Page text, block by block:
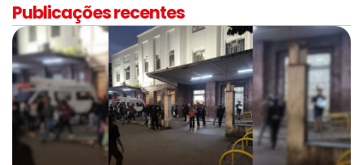
Publicações recentes